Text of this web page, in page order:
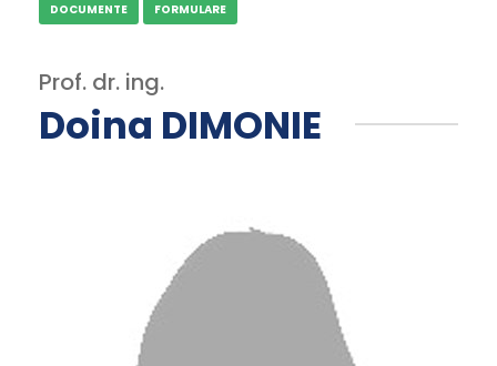
DOCUMENTE FORMULARE
Prof. dr. ing.
Doina DIMONIE